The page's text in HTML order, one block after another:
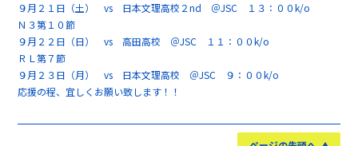
９月２１日（土） vs 日本文理高校２nd ＠JSC １３：００k/o
Ｎ３第１０節
９月２２日（日） vs 高田高校 ＠JSC １１：００k/o
ＲＬ第７節
９月２３日（月） vs 日本文理高校 ＠JSC ９：００k/o
応援の程、宜しくお願い致します！！